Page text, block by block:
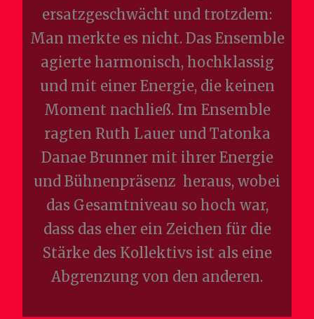
ersatzgeschwächt und trotzdem:
Man merkte es nicht. Das Ensemble
agierte harmonisch, hochklassig
und mit einer Energie, die keinen
Moment nachließ. Im Ensemble
ragten Ruth Lauer und Tatonka
Danae Brunner mit ihrer Energie
und Bühnenpräsenz heraus, wobei
das Gesamtniveau so hoch war,
dass das eher ein Zeichen für die
Stärke des Kollektivs ist als eine
Abgrenzung von den anderen.